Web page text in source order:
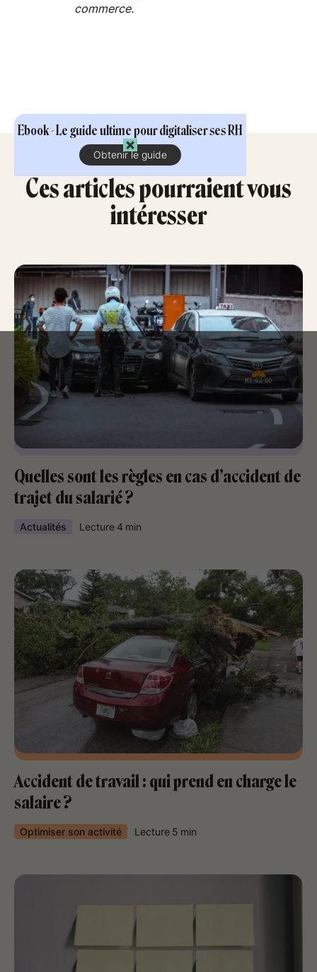
Ebook - Le guide ultime pour digitaliser ses RH
Obtenir le guide
commerce.
Ces articles pourraient vous
intéresser
Quelles sont les règles en cas d’accident de
trajet du salarié ?
Actualités Lecture 4 min
Accident de travail : qui prend en charge le
salaire ?
Optimiser son activité Lecture 5 min